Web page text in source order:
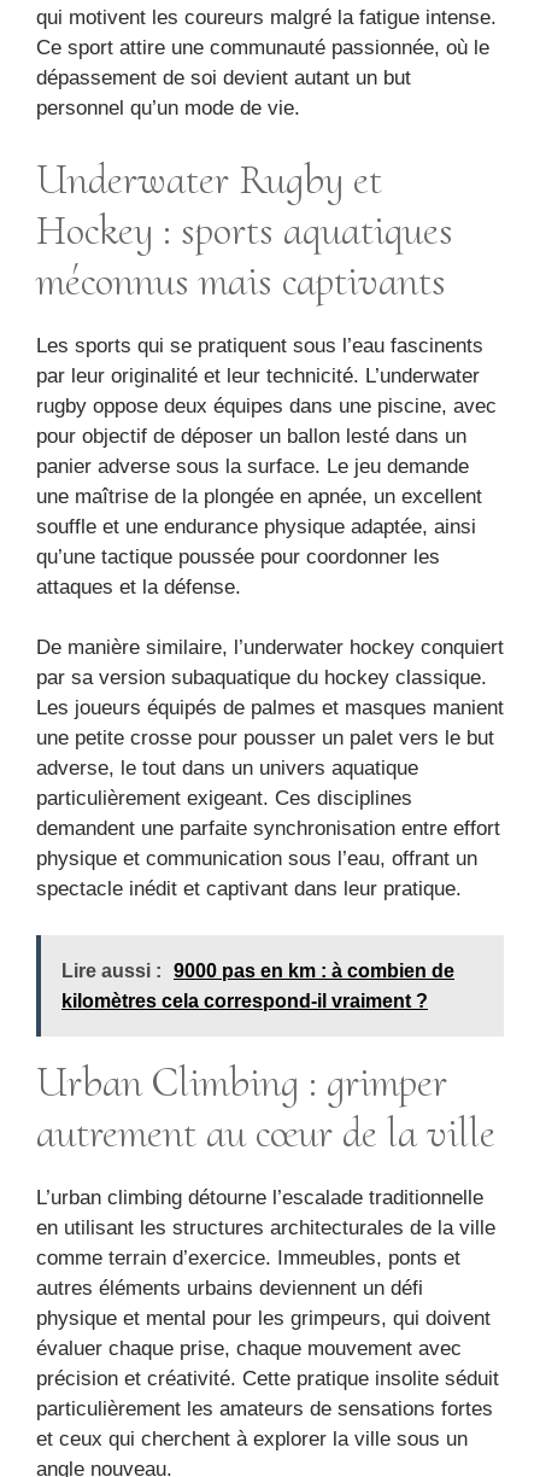
qui motivent les coureurs malgré la fatigue intense.
Ce sport attire une communauté passionnée, où le
dépassement de soi devient autant un but
personnel qu’un mode de vie.
Underwater Rugby et
Hockey : sports aquatiques
méconnus mais captivants
Les sports qui se pratiquent sous l’eau fascinents
par leur originalité et leur technicité. L’underwater
rugby oppose deux équipes dans une piscine, avec
pour objectif de déposer un ballon lesté dans un
panier adverse sous la surface. Le jeu demande
une maîtrise de la plongée en apnée, un excellent
souffle et une endurance physique adaptée, ainsi
qu’une tactique poussée pour coordonner les
attaques et la défense.
De manière similaire, l’underwater hockey conquiert
par sa version subaquatique du hockey classique.
Les joueurs équipés de palmes et masques manient
une petite crosse pour pousser un palet vers le but
adverse, le tout dans un univers aquatique
particulièrement exigeant. Ces disciplines
demandent une parfaite synchronisation entre effort
physique et communication sous l’eau, offrant un
spectacle inédit et captivant dans leur pratique.
Lire aussi :
9000 pas en km : à combien de
kilomètres cela correspond-il vraiment ?
Urban Climbing : grimper
autrement au cœur de la ville
L’urban climbing détourne l’escalade traditionnelle
en utilisant les structures architecturales de la ville
comme terrain d’exercice. Immeubles, ponts et
autres éléments urbains deviennent un défi
physique et mental pour les grimpeurs, qui doivent
évaluer chaque prise, chaque mouvement avec
précision et créativité. Cette pratique insolite séduit
particulièrement les amateurs de sensations fortes
et ceux qui cherchent à explorer la ville sous un
angle nouveau.